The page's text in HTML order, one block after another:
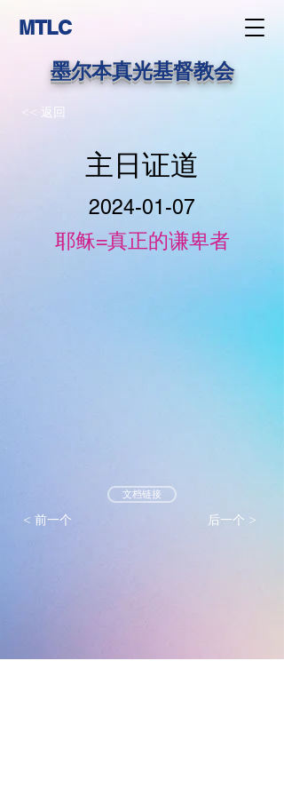
MTLC
墨尔本真光基督教会
<< 返回
主日证道
2024-01-07
耶稣=真正的谦卑者
文档链接
< 前一个 后一个 >